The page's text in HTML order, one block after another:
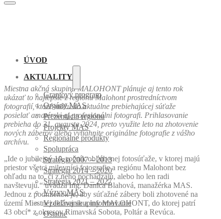
ÚVOD
AKTUALITY
Grantový program
Orgány MAS
Prezentácia regiónu
Projekty MAS
Regionálne produkty
Spolupráca
Stratégia 2007 – 2013
Stratégia 2014 – 2020
Stratégia 2021 – 2027
Výzvy MAS
Vzdelávanie a informovanie
Ostatné
Miestna akčná skupina MALOHONT plánuje aj tento rok
ukázať to najlepšie z regiónu Malohont prostredníctvom
fotografií, ktoré môžu do aktuálne prebiehajúcej súťaže
posielať amatérski aj profesionálni fotografi. Prihlasovanie
prebieha do 31. augusta 2024, preto využite leto na zhotovenie
nových záberov alebo vytiahnite originálne fotografie z vášho
archívu.
„Ide o jubilejný 10. ročník obľúbenej fotosúťaže, v ktorej majú
priestor všetci milovníci fotografie a regiónu Malohont bez
ohľadu na to, či z neho pochádzajú, alebo ho len radi
navštevujú.“ uvádza Ing. Danica Blahová, manažérka MAS.
Jednou z podmienok je, aby súťažné zábery boli zhotovené na
území Miestnej akčnej skupiny MALOHONT, do ktorej patrí
43 obcí* z okresov Rimavská Sobota, Poltár a Revúca.